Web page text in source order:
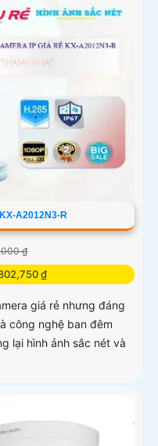
A2012N3-R
₫
₫
giá rẻ nhưng đáng
công nghệ ban đêm
lại hình ảnh sắc nét và